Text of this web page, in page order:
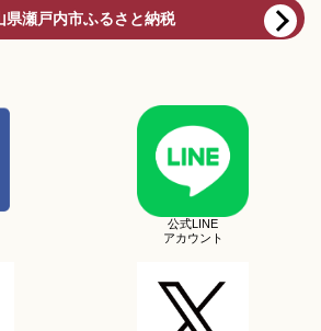
県瀬戸内市ふるさと納税
公式LINE
アカウント